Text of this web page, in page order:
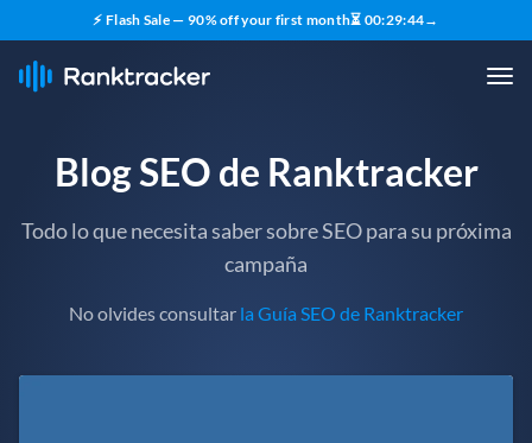
⚡ Flash Sale — 90% off your first month⏳ 00:29:43→
Blog SEO de Ranktracker
Todo lo que necesita saber sobre SEO para su próxima
campaña
No olvides consultar la Guía SEO de Ranktracker